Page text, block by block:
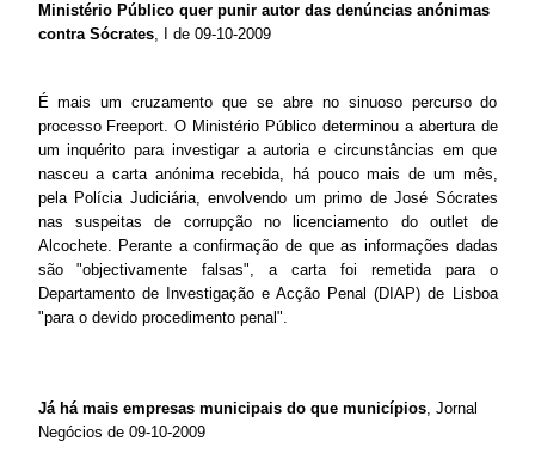
Ministério Público quer punir autor das denúncias anónimas
contra Sócrates, I de 09-10-2009
É mais um cruzamento que se abre no sinuoso percurso do
processo Freeport. O Ministério Público determinou a abertura de
um inquérito para investigar a autoria e circunstâncias em que
nasceu a carta anónima recebida, há pouco mais de um mês,
pela Polícia Judiciária, envolvendo um primo de José Sócrates
nas suspeitas de corrupção no licenciamento do outlet de
Alcochete. Perante a confirmação de que as informações dadas
são "objectivamente falsas", a carta foi remetida para o
Departamento de Investigação e Acção Penal (DIAP) de Lisboa
"para o devido procedimento penal".
Já há mais empresas municipais do que municípios, Jornal
Negócios de 09-10-2009